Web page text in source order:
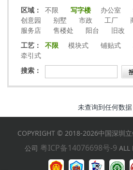
区域：
不限 写字楼 办公室
创意园
别墅 市政 工厂
服务店
售楼处 阳台 旧改
工艺：
不限 模块式 铺贴式
牵引式
搜索：
未查询到任何数据
COPYRIGHT © 2018-2026中国深圳
公司 粤ICP备14076698号-9 ALL